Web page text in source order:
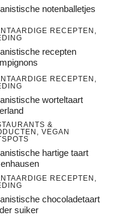
notenballetjes
RECEPTEN
recepten
RECEPTEN
worteltaart
&
, VEGAN
hartige taart
RECEPTEN
chocoladetaart
suiker